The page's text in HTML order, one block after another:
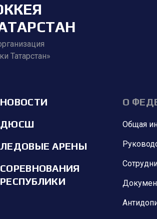
Татарстан»
НОВОСТИ
ДЮСШ
ЛЕДОВЫЕ АРЕНЫ
СОРЕВНОВАНИЯ
РЕСПУБЛИКИ
О
Общая